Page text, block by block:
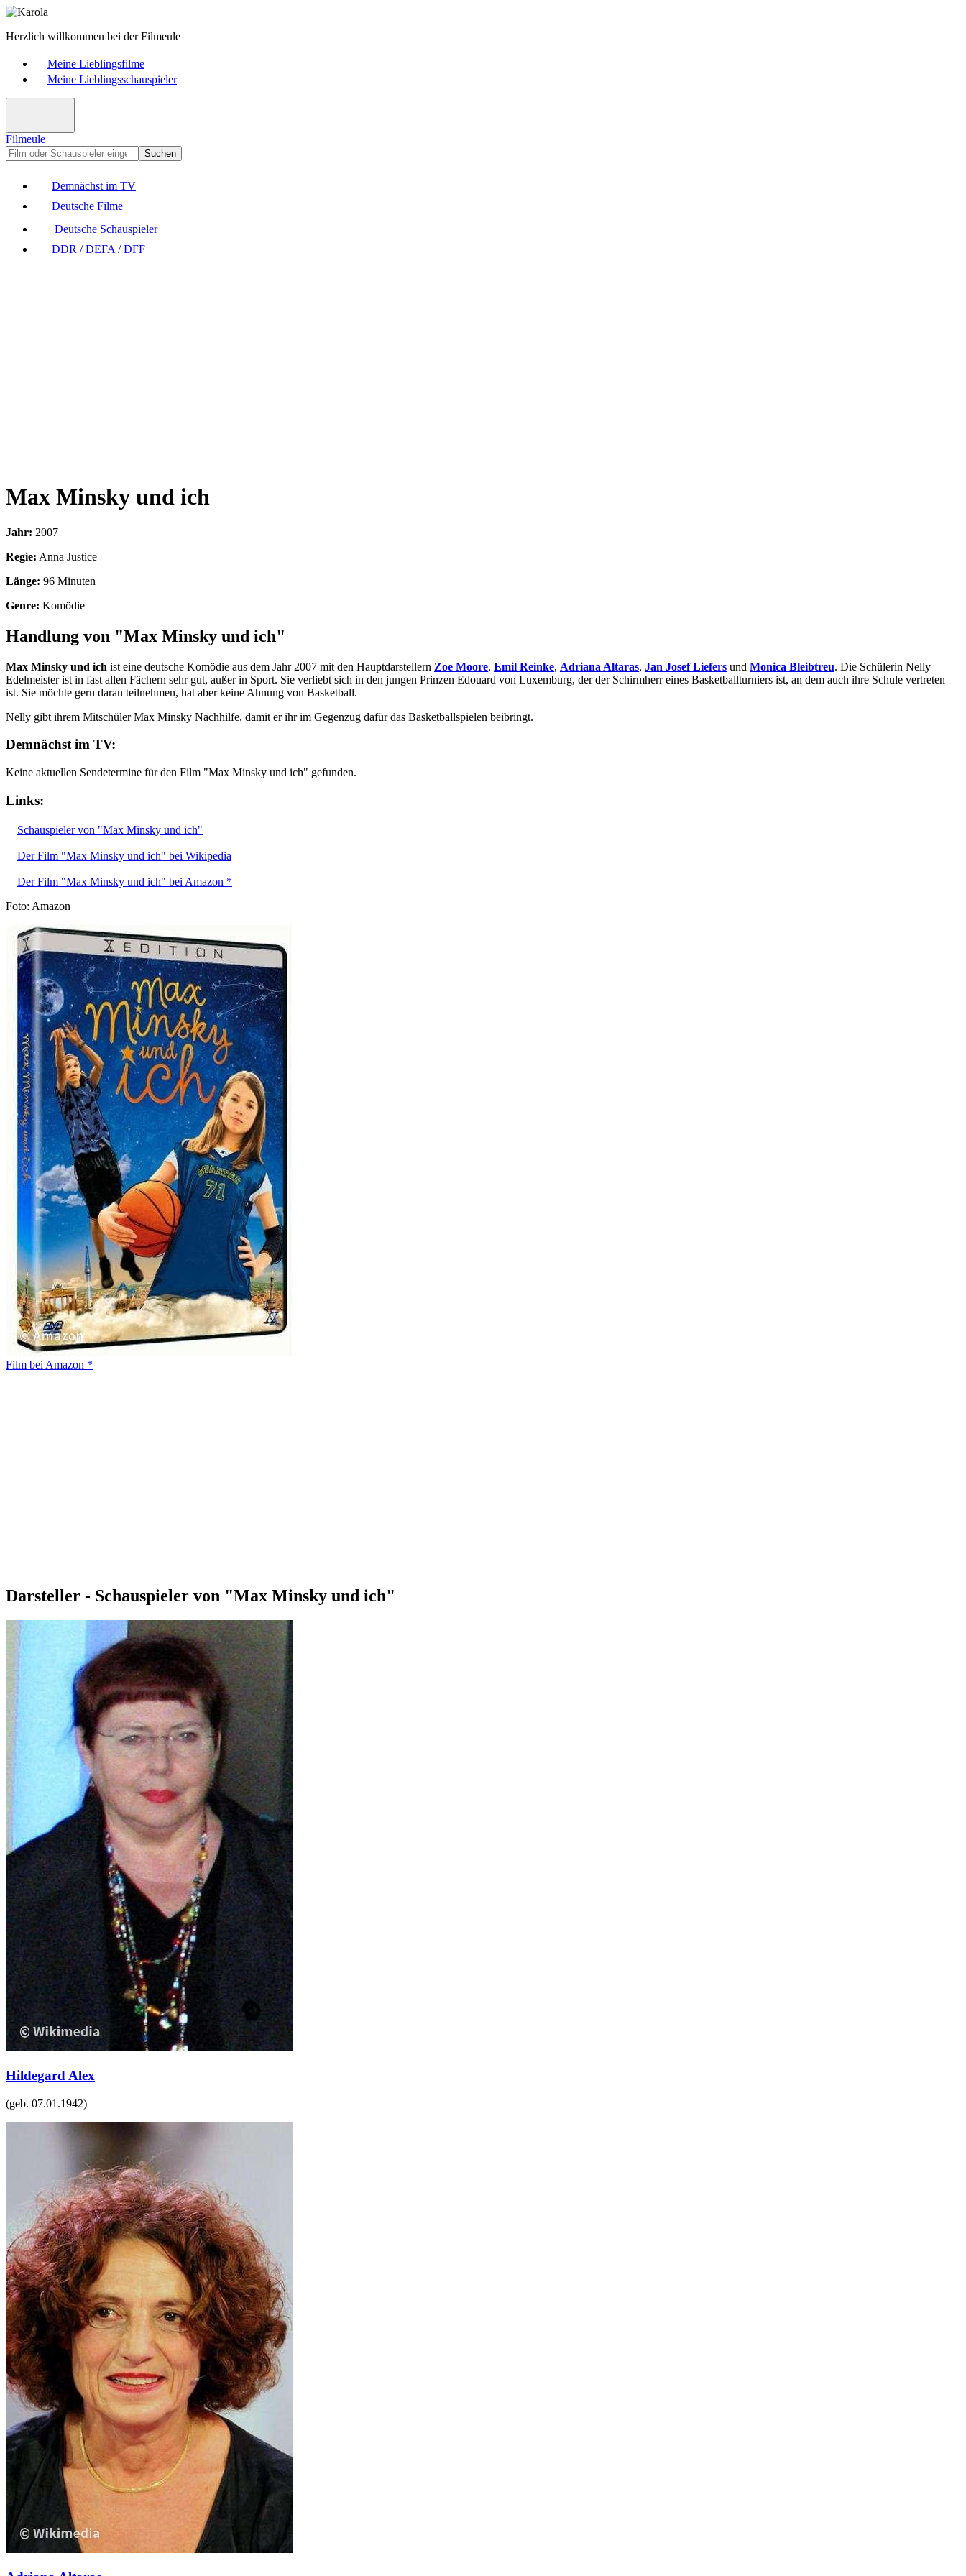
Herzlich willkommen bei der Filmeule
Meine Lieblingsfilme
Meine Lieblingsschauspieler
Filmeule
Suchen
Demnächst im TV
Deutsche Filme
Deutsche Schauspieler
DDR / DEFA / DFF
Max Minsky und ich
Jahr: 2007
Regie: Anna Justice
Länge: 96 Minuten
Genre: Komödie
Handlung von "Max Minsky und ich"
Max Minsky und ich ist eine deutsche Komödie aus dem Jahr 2007 mit den Hauptdarstellern Zoe Moore, Emil Reinke, Adriana Altaras, Jan Josef Liefers und Monica Bleibtreu. Die Schülerin Nelly
Edelmeister ist in fast allen Fächern sehr gut, außer in Sport. Sie verliebt sich in den jungen Prinzen Edouard von Luxemburg, der der Schirmherr eines Basketballturniers ist, an dem auch ihre Schule vertreten
ist. Sie möchte gern daran teilnehmen, hat aber keine Ahnung von Basketball.
Nelly gibt ihrem Mitschüler Max Minsky Nachhilfe, damit er ihr im Gegenzug dafür das Basketballspielen beibringt.
Demnächst im TV:
Keine aktuellen Sendetermine für den Film "Max Minsky und ich" gefunden.
Links:
Schauspieler von "Max Minsky und ich"
Der Film "Max Minsky und ich" bei Wikipedia
Der Film "Max Minsky und ich" bei Amazon *
Foto: Amazon
Film bei Amazon *
Darsteller - Schauspieler von "Max Minsky und ich"
Hildegard Alex
(geb. 07.01.1942)